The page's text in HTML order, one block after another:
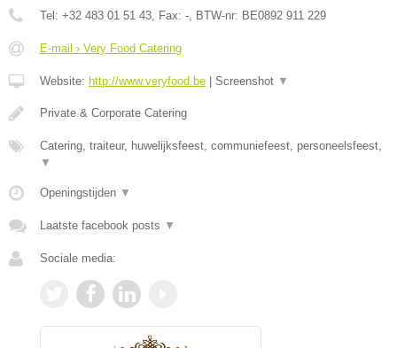
Tel: +32 483 01 51 43, Fax: -, BTW-nr: BE0892 911 229
E-mail › Very Food Catering
Website: http://www.veryfood.be Screenshot ▼
Private & Corporate Catering
Catering, traiteur, huwelijksfeest, communiefeest, personeelsfeest,
▼
Openingstijden ▼
Laatste facebook posts ▼
Sociale media: